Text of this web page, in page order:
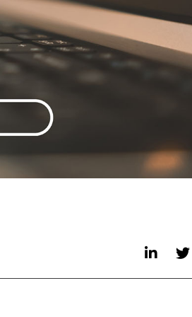
Shop